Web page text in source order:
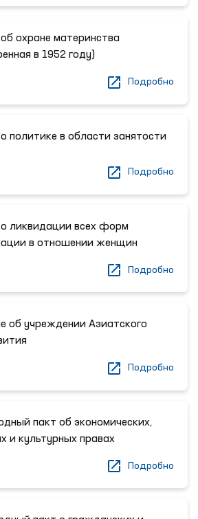
охране материнства
в 1952 году)
Подробно
политике в области занятости
Подробно
о ликвидации всех форм
в отношении женщин
Подробно
об учреждении Азиатского
Подробно
пакт об экономических,
и культурных правах
Подробно